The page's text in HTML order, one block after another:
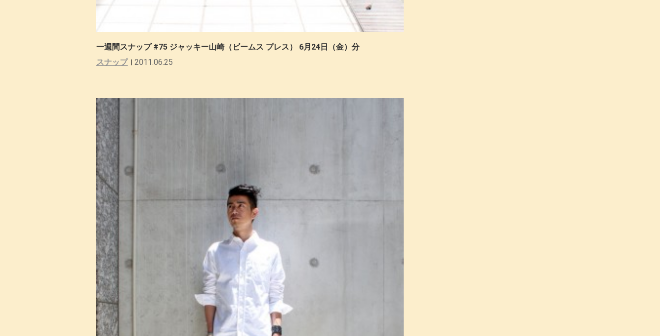
一週間スナップ #75 ジャッキー山崎（ビームス プレス） 6月24日（金）分
スナップ
2011.06.25